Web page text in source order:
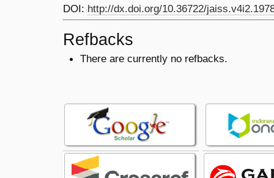
DOI: http://dx.doi.org/10.36722/
Refbacks
There are currently no refbacks.